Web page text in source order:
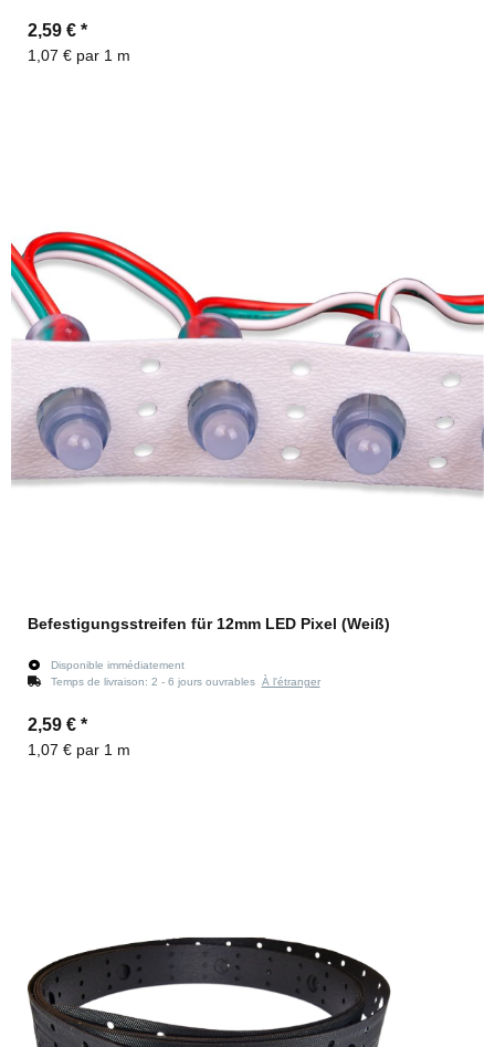
2,59 € *
1,07 € par 1 m
Befestigungsstreifen für 12mm LED Pixel (Weiß)
Disponible immédiatement
Temps de livraison: 2 - 6 jours ouvrables À l'étranger
2,59 € *
1,07 € par 1 m